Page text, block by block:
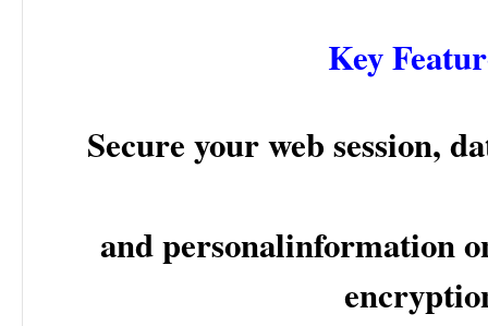
Key
Secure your web session,
and personalinformation